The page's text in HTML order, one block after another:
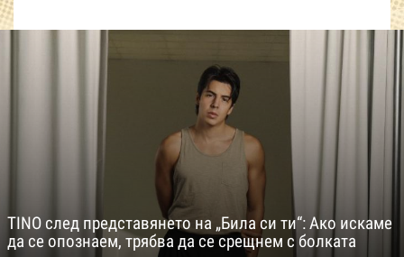
TINO след представянето на „Била си ти“: Ако искаме
да се опознаем, трябва да се срещнем с болката